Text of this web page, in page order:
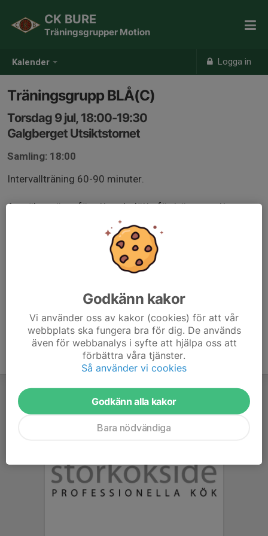
Kalender Logga in
CK BURE
Träningsgrupper Motion
Träningsgrupp BLÅ(C)
Torsdag 9 jul, 18:00-19:30
Galgberget Utsiktstornet
Samling: 18:00
Intervallträning 60-90 minuter.
Anmäl er gärna för att underlätta för tränarna att
planera passet, gruppindelning kan komma att ske
beroende på antal och nivå på deltagare.
Medlemmar från andra klubbar är välkomna, kom helst i
era respektive klubbkläder.
Godkänn kakor
Vi använder oss av kakor (cookies) för att vår
webbplats ska fungera bra för dig. De används
även för webbanalys i syfte att hjälpa oss att
förbättra våra tjänster.
Så använder vi cookies
Godkänn alla kakor
Bara nödvändiga